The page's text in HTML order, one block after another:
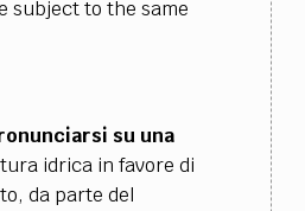
subject to the same
su una
idrica in favore di
da parte del